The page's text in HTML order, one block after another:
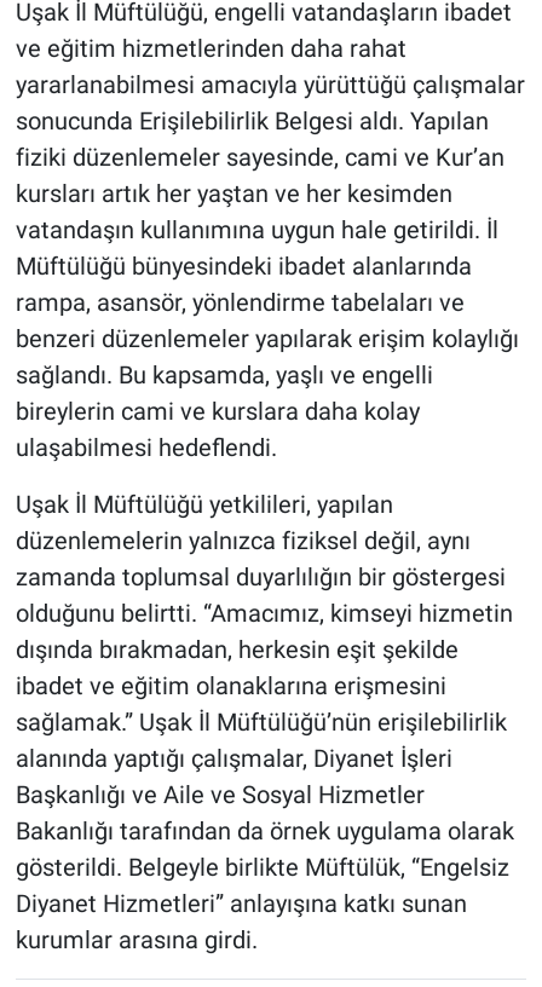
Uşak İl Müftülüğü, engelli vatandaşların ibadet
ve eğitim hizmetlerinden daha rahat
yararlanabilmesi amacıyla yürüttüğü çalışmalar
sonucunda Erişilebilirlik Belgesi aldı. Yapılan
fiziki düzenlemeler sayesinde, cami ve Kur’an
kursları artık her yaştan ve her kesimden
vatandaşın kullanımına uygun hale getirildi. İl
Müftülüğü bünyesindeki ibadet alanlarında
rampa, asansör, yönlendirme tabelaları ve
benzeri düzenlemeler yapılarak erişim kolaylığı
sağlandı. Bu kapsamda, yaşlı ve engelli
bireylerin cami ve kurslara daha kolay
ulaşabilmesi hedeflendi.
Uşak İl Müftülüğü yetkilileri, yapılan
düzenlemelerin yalnızca fiziksel değil, aynı
zamanda toplumsal duyarlılığın bir göstergesi
olduğunu belirtti. “Amacımız, kimseyi hizmetin
dışında bırakmadan, herkesin eşit şekilde
ibadet ve eğitim olanaklarına erişmesini
sağlamak.” Uşak İl Müftülüğü’nün erişilebilirlik
alanında yaptığı çalışmalar, Diyanet İşleri
Başkanlığı ve Aile ve Sosyal Hizmetler
Bakanlığı tarafından da örnek uygulama olarak
gösterildi. Belgeyle birlikte Müftülük, “Engelsiz
Diyanet Hizmetleri” anlayışına katkı sunan
kurumlar arasına girdi.